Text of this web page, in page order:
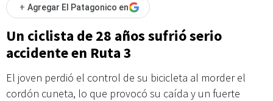
+ Agregar El Patagonico en
Un ciclista de 28 años sufrió serio
accidente en Ruta 3
El joven perdió el control de su bicicleta al morder el
cordón cuneta, lo que provocó su caída y un fuerte